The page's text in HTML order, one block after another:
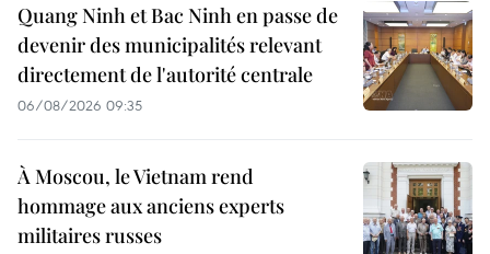
Quang Ninh et Bac Ninh en passe de
devenir des municipalités relevant
directement de l'autorité centrale
06/08/2026 09:35
À Moscou, le Vietnam rend
hommage aux anciens experts
militaires russes